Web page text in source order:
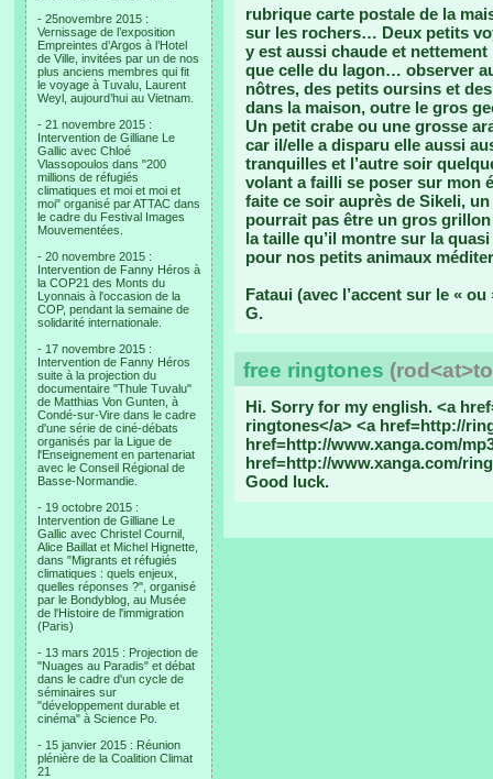
- 25novembre 2015 :
Vernissage de l’exposition
Empreintes d’Argos à l’Hotel
de Ville, invitées par un de nos
plus anciens membres qui fit
le voyage à Tuvalu, Laurent
Weyl, aujourd’hui au Vietnam.
- 21 novembre 2015 :
Intervention de Gilliane Le
Gallic avec Chloé
Vlassopoulos dans "200
millions de réfugiés
climatiques et moi et moi et
moi" organisé par ATTAC dans
le cadre du Festival Images
Mouvementées.
- 20 novembre 2015 :
Intervention de Fanny Héros à
la COP21 des Monts du
Lyonnais à l'occasion de la
COP, pendant la semaine de
solidarité internationale.
- 17 novembre 2015 :
Intervention de Fanny Héros
suite à la projection du
documentaire "Thule Tuvalu"
de Matthias Von Gunten, à
Condé-sur-Vire dans le cadre
d'une série de ciné-débats
organisés par la Ligue de
l'Enseignement en partenariat
avec le Conseil Régional de
Basse-Normandie.
- 19 octobre 2015 :
Intervention de Gilliane Le
Gallic avec Christel Cournil,
Alice Baillat et Michel Hignette,
dans "Migrants et réfugiés
climatiques : quels enjeux,
quelles réponses ?", organisé
par le Bondyblog, au Musée
de l'Histoire de l'immigration
(Paris)
- 13 mars 2015 : Projection de
"Nuages au Paradis" et débat
dans le cadre d'un cycle de
séminaires sur
"développement durable et
cinéma" à Science Po.
- 15 janvier 2015 : Réunion
plénière de la Coalition Climat
21
rubrique carte postale de la
sur les rochers… Deux petits
y est aussi chaude et
que celle du lagon… observer
nôtres, des petits oursins et
dans la maison, outre le gros
Un petit crabe ou une grosse
car il/elle a disparu elle aussi
tranquilles et l’autre soir
volant a failli se poser sur mon
faite ce soir auprès de Sikeli,
pourrait pas être un gros
la taille qu’il montre sur la
pour nos petits animaux
Fataui (avec l’accent sur le « ou
G.
free ringtones
Hi. Sorry for my english. <a
ringtones</a> <a href=http://
href=http://www.xanga.com/
href=http://www.xanga.com/
Good luck.